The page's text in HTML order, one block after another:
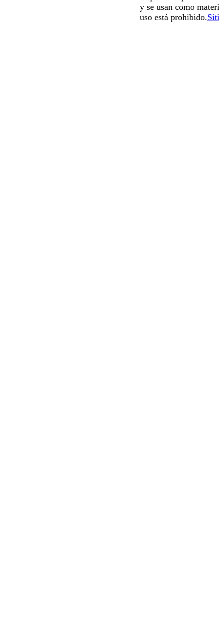
y se usan como
uso está prohibido.